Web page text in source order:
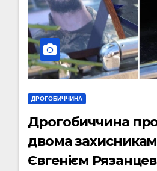
ДРОГОБИЧЧИНА
Дрогобиччина
двома
Євгенієм